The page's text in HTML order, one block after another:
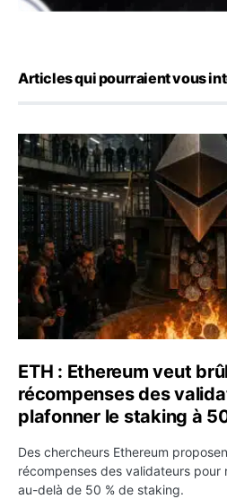
Articles qui pourraient vous
ETH : Ethereum veut brûler
ETH : Ethereum veut
récompenses des
plafonner le staking à
Des chercheurs Ethereum
récompenses des validateurs pour
au-delà de 50 % de staking.